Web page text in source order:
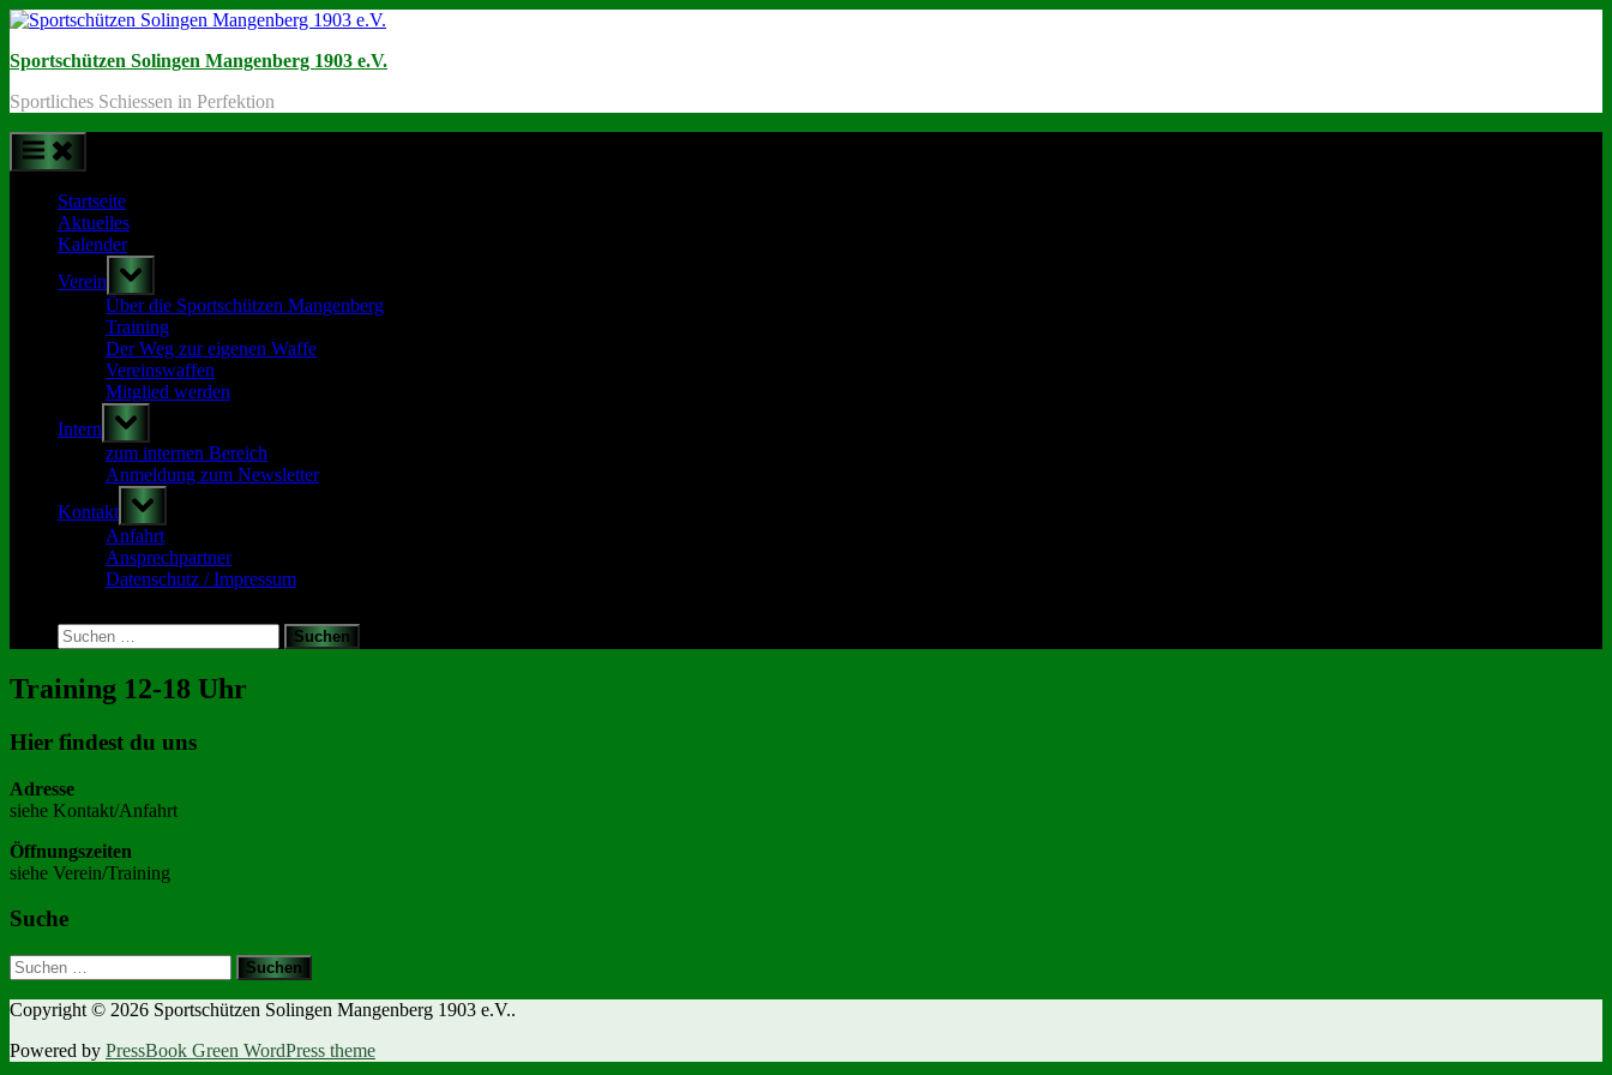
Skip
content
Sportschützen Solingen Mangenberg 1903 e.V.
Sportliches Schiessen in Perfektion
Startseite
Aktuelles
Kalender
Verein
Toggle
sub-
menu
Über die Sportschützen Mangenberg
Training
Der Weg zur eigenen Waffe
Vereinswaffen
Mitglied werden
Intern
Toggle
sub-
menu
zum internen Bereich
Anmeldung zum Newsletter
Kontakt
Toggle
sub-
menu
Anfahrt
Ansprechpartner
Datenschutz / Impressum
search
form
Suchen
nach:
Training 12-18 Uhr
Hier findest du uns
Adresse
siehe Kontakt/Anfahrt
Öffnungszeiten
siehe Verein/Training
Suche
Suchen
nach:
Copyright © 2026 Sportschützen Solingen Mangenberg 1903 e.V..
Powered by PressBook Green WordPress theme